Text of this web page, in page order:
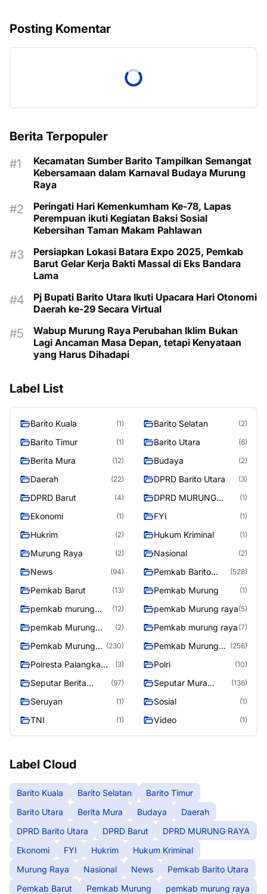
Posting Komentar
Berita Terpopuler
Kecamatan Sumber Barito Tampilkan Semangat
Kebersamaan dalam Karnaval Budaya Murung
Raya
Peringati Hari Kemenkumham Ke-78, Lapas
Perempuan ikuti Kegiatan Baksi Sosial
Kebersihan Taman Makam Pahlawan
Persiapkan Lokasi Batara Expo 2025, Pemkab
Barut Gelar Kerja Bakti Massal di Eks Bandara
Lama
Pj Bupati Barito Utara Ikuti Upacara Hari Otonomi
Daerah ke-29 Secara Virtual
Wabup Murung Raya Perubahan Iklim Bukan
Lagi Ancaman Masa Depan, tetapi Kenyataan
yang Harus Dihadapi
Label List
Barito Kuala (1) Barito Selatan (2)
Barito Timur (1) Barito Utara (6)
Berita Mura (12) Budaya (2)
Daerah (22) DPRD Barito Utara (3)
DPRD Barut (4)
DPRD MURUNG
RAYA
(1)
Ekonomi (1) FYI (1)
Hukrim (2) Hukum Kriminal (1)
Murung Raya (2) Nasional (2)
News (94)
Pemkab Barito
Utara
(528)
Pemkab Barut (13) Pemkab Murung (1)
pemkab murung
(12) pemkab Murung raya(5)
pemkab Murung
Raya
(2) Pemkab murung raya (7)
Pemkab Murung
raya
(230)
Pemkab Murung
Raya
(256)
Polresta Palangka
Raya
(3) Polri (10)
Seputar Berita
Murung Raya
(97)
Seputar Mura
Seasen 2
(136)
Seruyan (1) Sosial (1)
TNI (1) Video (1)
Label Cloud
Barito Kuala Barito Selatan
Barito Timur
Barito Utara
Berita Mura Budaya
Daerah
DPRD Barito Utara
DPRD Barut
DPRD MURUNG RAYA
Ekonomi
FYI Hukrim
Hukum Kriminal
Murung Raya
Nasional News
Pemkab Barito Utara
Pemkab Barut
Pemkab Murung
pemkab murung raya